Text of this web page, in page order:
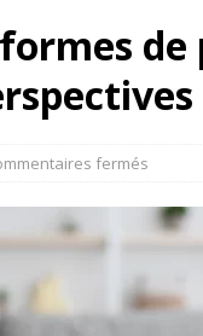
de
fermés